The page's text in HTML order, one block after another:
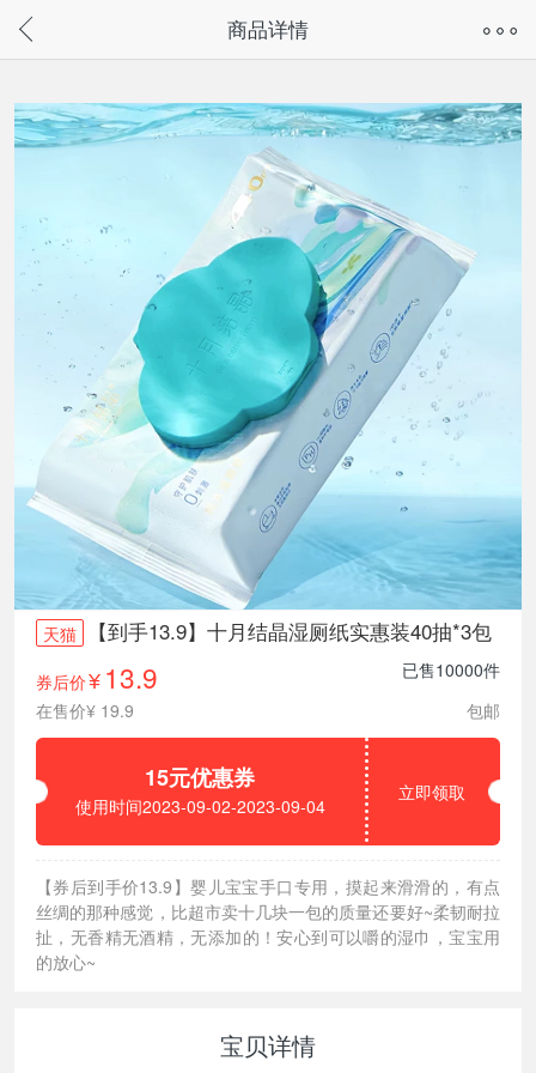
请通过微信或支付宝搜“奇兔客小程序”访问
商品详情
天猫 【到手13.9】十月结晶湿厕纸实惠装40抽*3包
券后价¥ 13.9
已售10000件
在售价¥ 19.9
包邮
15元优惠券
使用时间2023-09-02-2023-09-04
立即领取
【券后到手价13.9】婴儿宝宝手口专用，摸起来滑滑的，有点
丝绸的那种感觉，比超市卖十几块一包的质量还要好~柔韧耐拉
扯，无香精无酒精，无添加的！安心到可以嚼的湿巾，宝宝用
的放心~
宝贝详情